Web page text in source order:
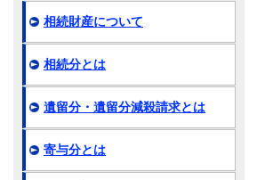
相続財産について
相続分とは
遺留分・遺留分減殺請求とは
寄与分とは